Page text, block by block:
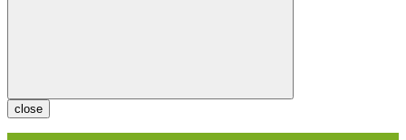
close